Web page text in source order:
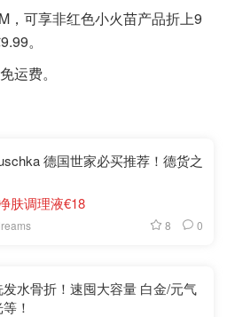
，可享非红色小火苗产品折上9
。
运费。
德国世家必买推荐！德货之
肤调理液€18
8 0
水骨折！速囤大容量 白金/元气
！